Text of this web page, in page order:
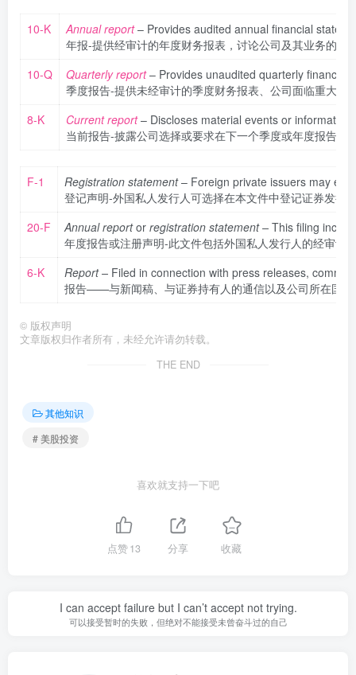
10-K Annual report– Provides audited annual financial
年报-提供经审计的年度财务报表，讨论公司及其业务的
10-Q
Quarterly report– Provides unaudited quarterly financial
季度报告-提供未经审计的季度财务报表、公司面临重大
8-K
Current report– Discloses material events or
当前报告-披露公司选择或要求在下一个季度或年度报告之
F-1 Registration statement– Foreign private issuers may
登记声明-外国私人发行人可选择在本文件中登记证券发行
20-F
Annual reportor registration statement – This filing
年度报告或注册声明-此文件包括外国私人发行人的经审计
6-K
Report – Filed in connection with press releases,
报告——与新闻稿、与证券持有人的通信以及公司所在国
© 版权声明
文章版权归作者所有，未经允许请勿转载。
THE END
其他知识
# 美股投资
喜欢就支持一下吧
点赞13 分享 收藏
I can accept failure but I can’t accept not trying.
可以接受暂时的失败，但绝对不能接受未曾奋斗过的自己